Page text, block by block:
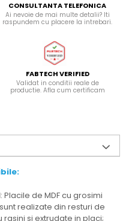
CONSULTANTA TELEFONICA
Ai nevoie de mai multe detalii? Iti
raspundem cu placere la intrebari.
FABTECH VERIFIED
Validat in conditii reale de
productie. Afla cum certificam
: Placile de MDF cu grosimi
realizate din resturi de
si extrudate in placi;